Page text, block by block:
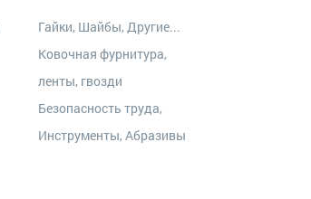
Гайки, Шайбы, Другие...
Ковочная фурнитура,
ленты, гвозди
Безопасность труда,
Инструменты, Абразивы